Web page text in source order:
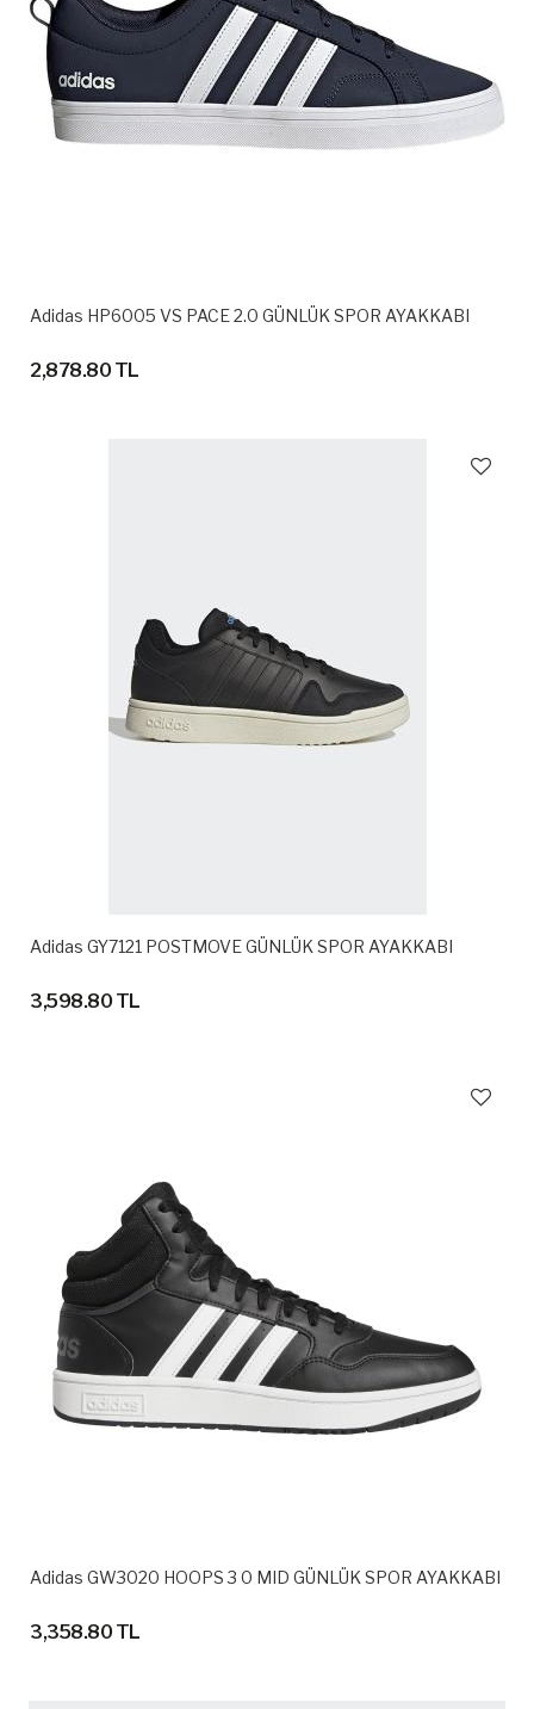
Adidas HP6005 VS PACE 2.0 GÜNLÜK SPOR AYAKKABI
2,878.80 TL
Adidas GY7121 POSTMOVE GÜNLÜK SPOR AYAKKABI
3,598.80 TL
Adidas GW3020 HOOPS 3 0 MID GÜNLÜK SPOR AYAKKABI
3,358.80 TL